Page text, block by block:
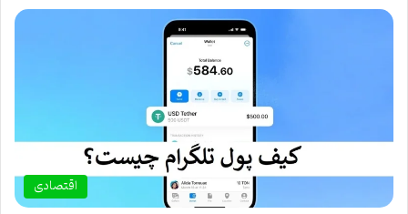
اقتصادی